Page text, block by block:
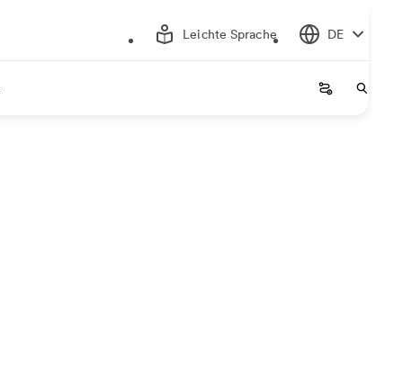
Leichte Sprache DE
Startseite